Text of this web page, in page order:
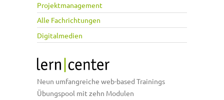
Projektmanagement
Alle Fachrichtungen
Digitalmedien
Neun umfangreiche web-based Trainings
Übungspool mit zehn Modulen